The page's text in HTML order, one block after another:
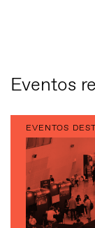
Eventos
EVENTOS